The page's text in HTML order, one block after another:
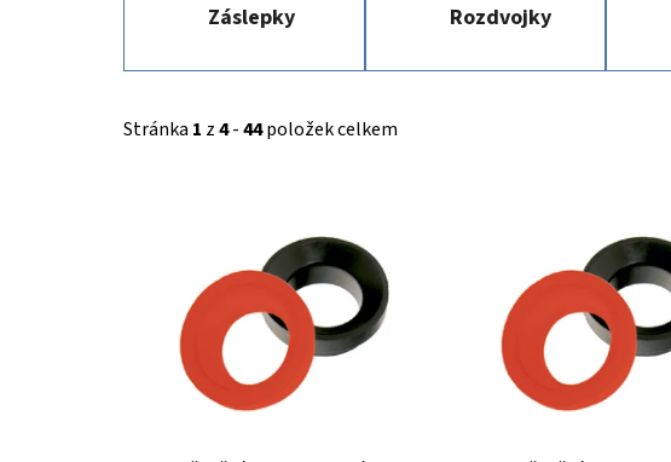
Záslepky Rozdvojky
Stránka 1 z4-44položek celkem